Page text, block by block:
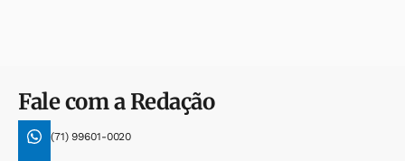
Fale com a Redação
(71) 99601-0020